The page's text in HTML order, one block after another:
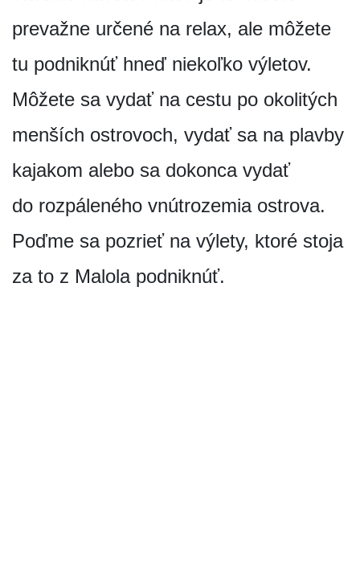
prevažne určené na relax, ale môžete
tu podniknúť hneď niekoľko výletov.
Môžete sa vydať na cestu po okolitých
menších ostrovoch, vydať sa na plavby
kajakom alebo sa dokonca vydať
do rozpáleného vnútrozemia ostrova.
Poďme sa pozrieť na výlety, ktoré stoja
za to z Malola podniknúť.